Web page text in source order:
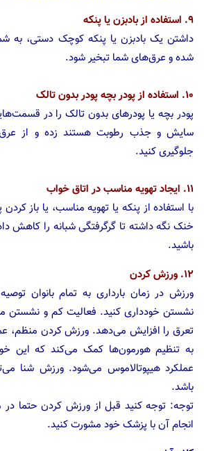
۹. استفاده از بادبزن یا پنکه
داشتن یک بادبزن یا پنکه کوچک دستی، به
شده و عرق‌های شما تبخیر شود.
۱۰. استفاده از پودر بچه پودر بدون تالک
پودر بچه یا پودر‌های بدون تالک را در
سایش و جذب رطوبت هستند زده و از
جلوگیری کنید.
۱۱. ایجاد تهویه مناسب در اتاق خواب
با استفاده از پنکه یا تهویه مناسب، یا باز
خنک نگه داشته تا گرگرفتگی شبانه را کاهش
باشید.
۱۲. ورزش کردن
ورزش در زمان بارداری به تمام بانوان
نشستن خودداری کنید. فعالیت کم و نشستن
تعرق را افزایش می‌دهد. ورزش کردن منظم،
به تنظیم هورمون‌ها کمک می‌کند که این
عملکرد هیپوتالاموس می‌شود. ورزش شنا
باشد.
توجه: توجه کنید قبل از ورزش کردن حتما
انجام آن با پزشک خود مشورت کنید.